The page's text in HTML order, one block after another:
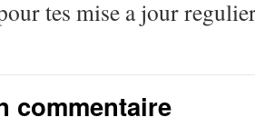
tes mise a jour
commentaire